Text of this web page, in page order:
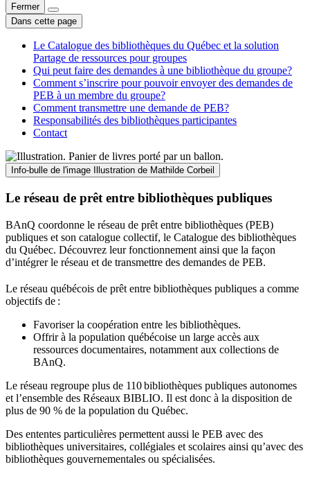
Fermer
Dans cette page
Le Catalogue des bibliothèques du Québec et la solution
Partage de ressources pour groupes
Qui peut faire des demandes à une bibliothèque du groupe?
Comment s’inscrire pour pouvoir envoyer des demandes de
PEB à un membre du groupe?
Comment transmettre une demande de PEB?
Responsabilités des bibliothèques participantes
Contact
Info-bulle de l'image Illustration de Mathilde Corbeil
Le réseau de prêt entre bibliothèques publiques
BAnQ coordonne le réseau de prêt entre bibliothèques (PEB)
publiques et son catalogue collectif, le Catalogue des bibliothèques
du Québec. Découvrez leur fonctionnement ainsi que la façon
d’intégrer le réseau et de transmettre des demandes de PEB.
Le réseau québécois de prêt entre bibliothèques publiques a comme
objectifs de :
Favoriser la coopération entre les bibliothèques.
Offrir à la population québécoise un large accès aux
ressources documentaires, notamment aux collections de
BAnQ.
Le réseau regroupe plus de 110bibliothèques publiques autonomes
et l’ensemble des Réseaux BIBLIO. Il est donc à la disposition de
plus de 90 % de la population du Québec.
Des ententes particulières permettent aussi le PEB avec des
bibliothèques universitaires, collégiales et scolaires ainsi qu’avec des
bibliothèques gouvernementales ou spécialisées.